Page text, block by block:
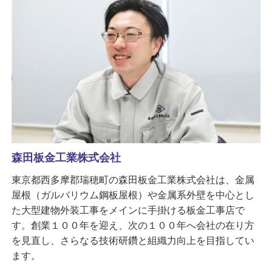
森田板金工業株式会社
東京都西多摩郡瑞穂町の森田板金工業株式会社は、金属
屋根（ガルバリウム鋼板屋根）や金属系外壁を中心とし
た大型建物外装工事をメインに手掛ける板金工事店で
す。創業１００年を迎え、次の１００年へ会社の在り方
を見直し、さらなる技術研鑽と組織力向上を目指してい
ます。